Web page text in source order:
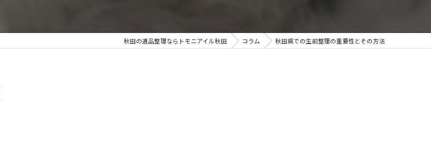
秋田の遺品整理ならトモニアイル秋田 コラム 秋田県での生前整理の重要性とその方法